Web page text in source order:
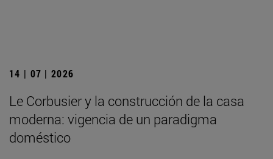
14 | 07 | 2026
Le Corbusier y la construcción de la casa
moderna: vigencia de un paradigma
doméstico